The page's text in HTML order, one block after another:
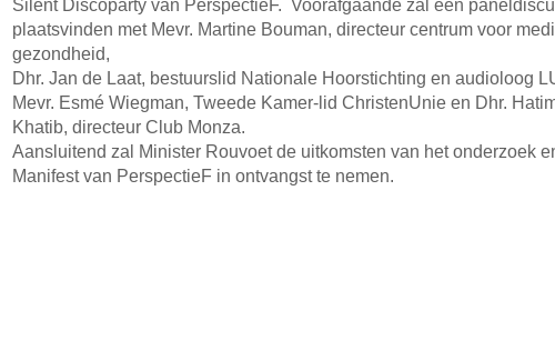
Silent Discoparty van PerspectieF. Voorafgaande zal een
plaatsvinden met Mevr. Martine Bouman, directeur centrum voor
gezondheid,
Dhr. Jan de Laat, bestuurslid Nationale Hoorstichting en audioloog
Mevr. Esmé Wiegman, Tweede Kamer-lid ChristenUnie en Dhr.
Khatib, directeur Club Monza.
Aansluitend zal Minister Rouvoet de uitkomsten van het onderzoek
Manifest van PerspectieF in ontvangst te nemen.